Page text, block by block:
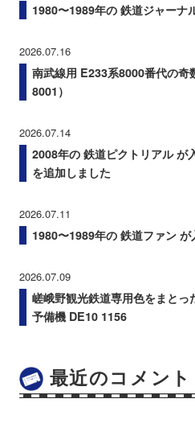
1980〜1989年の 鉄道ジャーナ
2026.07.16
南武線用 E233系8000番代の奇
8001）
2026.07.14
2008年の 鉄道ピクトリアル が
を追加しました
2026.07.11
1980〜1989年の 鉄道ファン が
2026.07.09
嵯峨野観光鉄道専用色をまと
予備機 DE10 1156
最近のコメント